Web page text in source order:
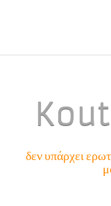
δεν υπάρχει